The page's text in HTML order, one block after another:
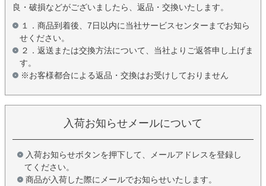
良・破損などがございましたら、返品・交換いたします。
１．商品到着後、7日以内に当社サービスセンターまでお知ら
せください。
２．返送または交換方法について、当社よりご返答申し上げま
す。
※お客様都合による返品・交換はお受けしておりません
入荷お知らせメールについて
入荷お知らせボタンを押下して、メールアドレスを登録し
てください。
商品が入荷した際にメールでお知らせいたします。